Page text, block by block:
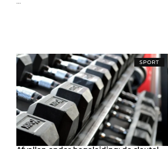
SPORT